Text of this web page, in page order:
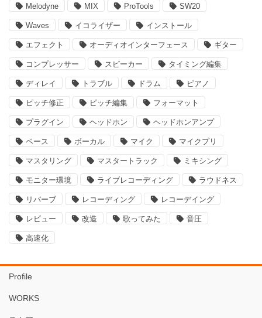
Melodyne MIX ProTools SW20
Waves イコライザー インストール
エフェクト オーディオインターフェース ギター
コンプレッサー スピーカー タイミング編集
ディレイ トラブル ドラム ピアノ
ピッチ修正 ピッチ編集 フォーマット
プラグイン ヘッドホン ヘッドホンアンプ
ベース ボーカル マイク マイクプリ
マスタリング マスタートラック ミキシング
モニター環境 ライブレコーディング ラウドネス
リバーブ レコーディング レコーデイング
レビュー 改造 歌ってみた 音圧
高速化
Profile
WORKS